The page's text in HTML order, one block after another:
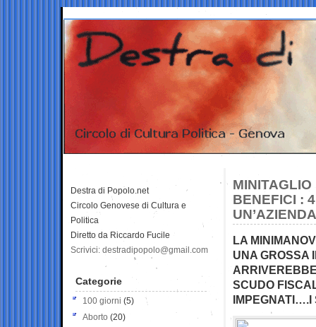
MINITAGLIO
BENEFICI :
UN’AZIENDA
LA
UNA GROSSA
SCUDO
IMPEGNATI….I
Destra di Popolo.net
Circolo Genovese di Cultura e
Politica
Diretto da Riccardo Fucile
Scrivici: destradipopolo@gmail.com
Categorie
100 giorni (5)
Aborto (20)